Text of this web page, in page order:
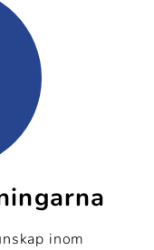
inom